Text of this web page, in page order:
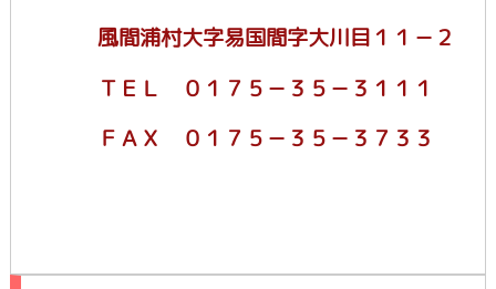
風間浦村大字易国間字大川目１１－２
ＴＥＬ ０１７５－３５－３１１１
ＦＡＸ ０１７５－３５－３７３３